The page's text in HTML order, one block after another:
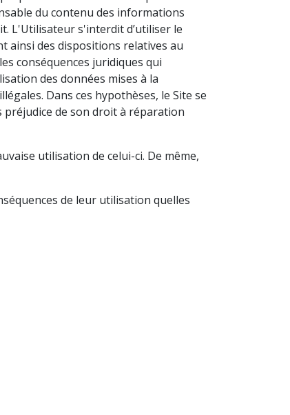
du contenu des informations
L'Utilisateur s'interdit d’utiliser le
ainsi des dispositions relatives au
conséquences juridiques qui
des données mises à la
Dans ces hypothèses, le Site se
de son droit à réparation
utilisation de celui-ci. De même,
de leur utilisation quelles